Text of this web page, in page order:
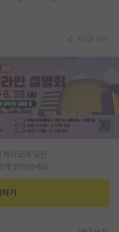
게시글에 달린
게 받아보세요
기